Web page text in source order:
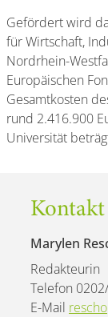
Gefördert wird
für Wirtschaft,
Nordrhein-
Europäischen
Gesamtkosten
rund 2.416.900
Universität
Kontakt
Marylen
Redakteurin
Telefon
E-Mail